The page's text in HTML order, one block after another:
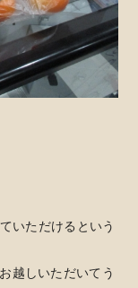
いただけるという
越しいただいてう